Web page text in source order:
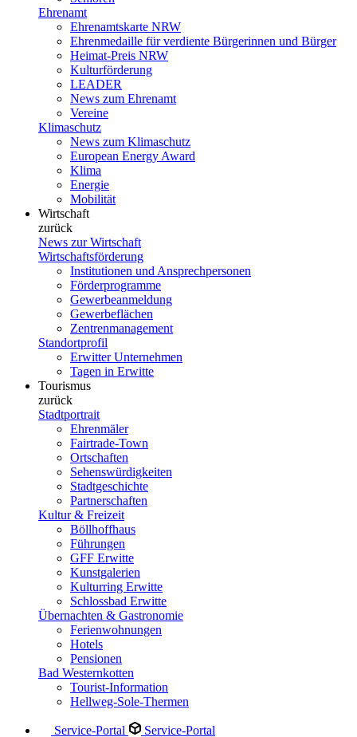
Ehrenamt
Ehrenamtskarte NRW
Ehrenmedaille für verdiente Bürgerinnen und Bürger
Heimat-Preis NRW
Kulturförderung
LEADER
News zum Ehrenamt
Vereine
Klimaschutz
News zum Klimaschutz
European Energy Award
Klima
Energie
Mobilität
Wirtschaft
zurück
News zur Wirtschaft
Wirtschaftsförderung
Institutionen und Ansprechpersonen
Förderprogramme
Gewerbeanmeldung
Gewerbeflächen
Zentrenmanagement
Standortprofil
Erwitter Unternehmen
Tagen in Erwitte
Tourismus
zurück
Stadtportrait
Ehrenmäler
Fairtrade-Town
Ortschaften
Sehenswürdigkeiten
Stadtgeschichte
Partnerschaften
Kultur & Freizeit
Böllhoffhaus
Führungen
GFF Erwitte
Kunstgalerien
Kulturring Erwitte
Schlossbad Erwitte
Übernachten & Gastronomie
Ferienwohnungen
Hotels
Pensionen
Bad Westernkotten
Tourist-Information
Hellweg-Sole-Thermen
Service-Portal Service-Portal